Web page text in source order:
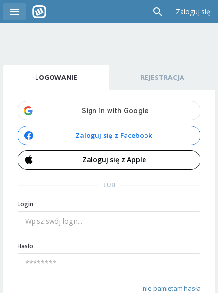
Zaloguj się
LOGOWANIE REJESTRACJA
Zaloguj się z Facebook
Zaloguj się z Apple
LUB
Login
Hasło
nie pamiętam hasła